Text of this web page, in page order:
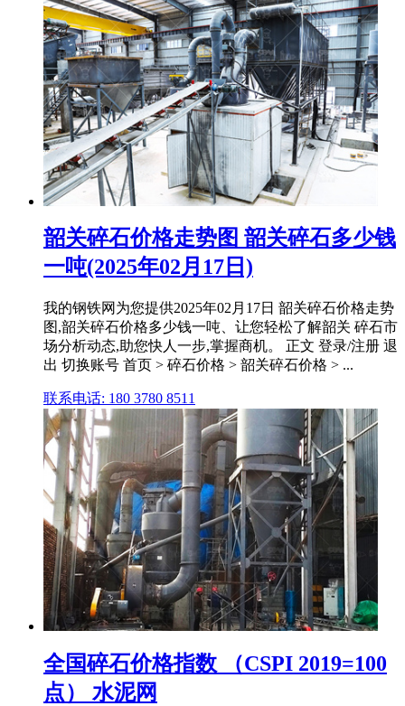
韶关碎石价格走势图 韶关碎石多少钱
一吨(2025年02月17日)
我的钢铁网为您提供2025年02月17日 韶关碎石价格走势
图,韶关碎石价格多少钱一吨、让您轻松了解韶关 碎石市
场分析动态,助您快人一步,掌握商机。 正文 登录/注册 退
出 切换账号 首页 > 碎石价格 > 韶关碎石价格 > ...
联系电话: 180 3780 8511
全国碎石价格指数 （CSPI 2019=100
点） 水泥网